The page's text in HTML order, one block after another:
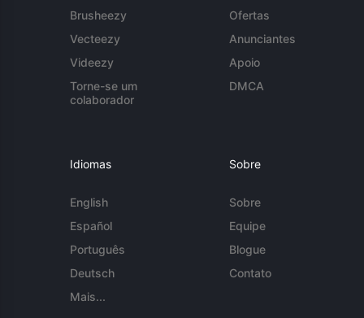
Brusheezy
Vecteezy
Videezy
Torne-se um
colaborador
Ofertas
Anunciantes
Apoio
DMCA
Idiomas
English
Español
Português
Deutsch
Mais...
Sobre
Sobre
Equipe
Blogue
Contato